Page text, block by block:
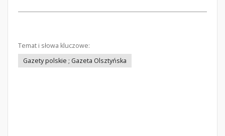
Temat i słowa kluczowe:
Gazety polskie ; Gazeta Olsztyńska